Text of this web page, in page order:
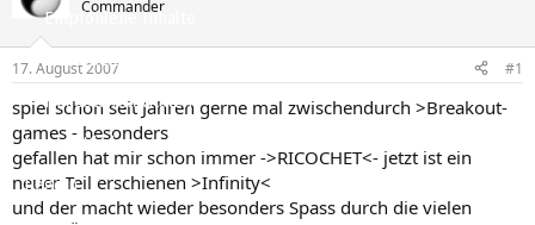
Empfohlene Inhalte
Neue Beiträge
Neueste Aktivitäten
Leserartikel
Regeln
e
e
r
e
t
a
m
Commander
17. August 2007 #1
spiel schon seit Jahren gerne mal zwischendurch >Breakout-
games - besonders
gefallen hat mir schon immer ->RICOCHET<- jetzt ist ein
neuer Teil erschienen >Infinity<
und der macht wieder besonders Spass durch die vielen